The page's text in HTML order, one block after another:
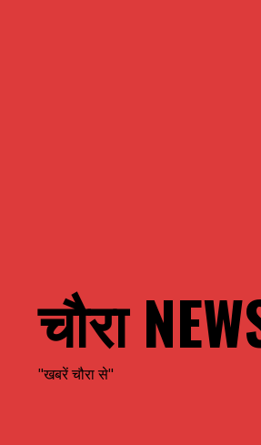
चौरा
"खबरें चौरा से"